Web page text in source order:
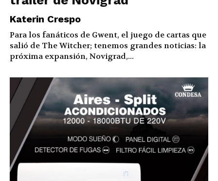
Katerin Crespo
Para los fanáticos de Gwent, el juego de cartas que
salió de The Witcher; tenemos grandes noticias: la
próxima expansión, Novigrad,...